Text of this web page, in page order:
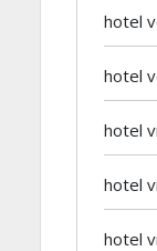
hotel
hotel
hotel
hotel
hotel